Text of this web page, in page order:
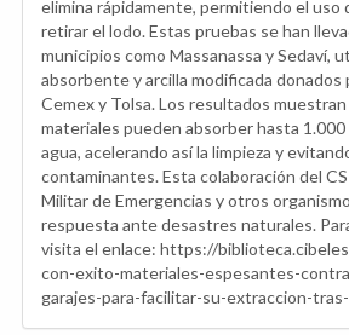
elimina rápidamente, permitiendo el uso
retirar el lodo. Estas pruebas se han
municipios como Massanassa y Sedaví,
absorbente y arcilla modificada donados
Cemex y Tolsa. Los resultados
materiales pueden absorber hasta
agua, acelerando así la limpieza y
contaminantes. Esta colaboración del
Militar de Emergencias y otros
respuesta ante desastres naturales.
visita el enlace: https://
con-exito-materiales-espesantes-
garajes-para-facilitar-su-extraccion-